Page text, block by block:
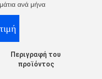
ανά μήνα
Περιγραφή του
προϊόντος